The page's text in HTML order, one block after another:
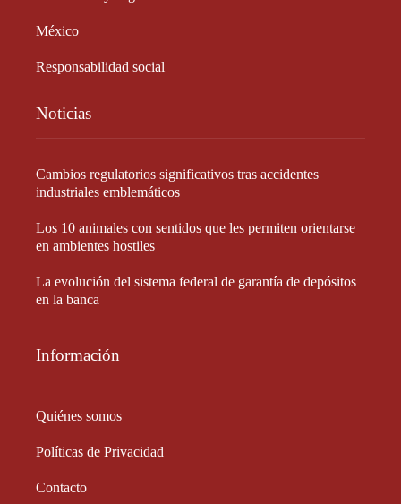
México
Responsabilidad social
Noticias
Cambios regulatorios significativos tras accidentes
industriales emblemáticos
Los 10 animales con sentidos que les permiten orientarse
en ambientes hostiles
La evolución del sistema federal de garantía de depósitos
en la banca
Información
Quiénes somos
Políticas de Privacidad
Contacto